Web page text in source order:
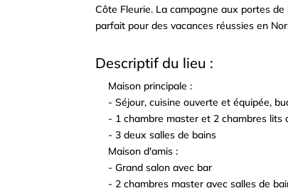
Côte Fleurie. La campagne aux portes de
parfait pour des vacances réussies en
Descriptif du lieu :
Maison principale :
- Séjour, cuisine ouverte et équipée,
- 1 chambre master et 2 chambres lits
- 3 deux salles de bains
Maison d'amis :
- Grand salon avec bar
- 2 chambres master avec salles de